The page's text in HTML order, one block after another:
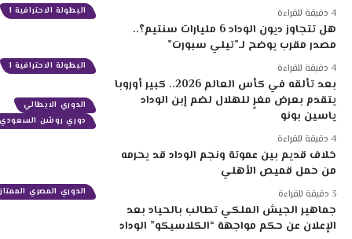
البطولة الاحترافية 1
البطولة الاحترافية 1
هل تتجاوز ديون الوداد 6 مليارات سنتيم؟..
مصدر مقرب يوضح لـ”تيلي سبورت”
الدوري الايطالي
دوري روشن السعودي
بعد تألقه في كأس العالم 2026.. كبير أوروبا
يتقدم بعرض مغرٍ للهلال لضم إبن الوداد
ياسين بونو
الدوري المصري الممتاز
خلاف قديم بين عموتة ونجم الوداد قد يحرمه
من حمل قميص الأهلي
جماهير الجيش الملكي تطالب بالحياد بعد
الإعلان عن حكم مواجهة “الكلاسيكو” الوداد